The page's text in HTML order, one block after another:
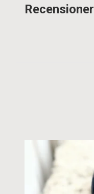
Recensioner